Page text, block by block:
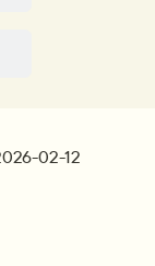
02-12